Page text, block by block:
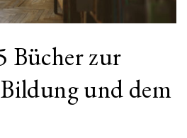
Bücher zur
und dem